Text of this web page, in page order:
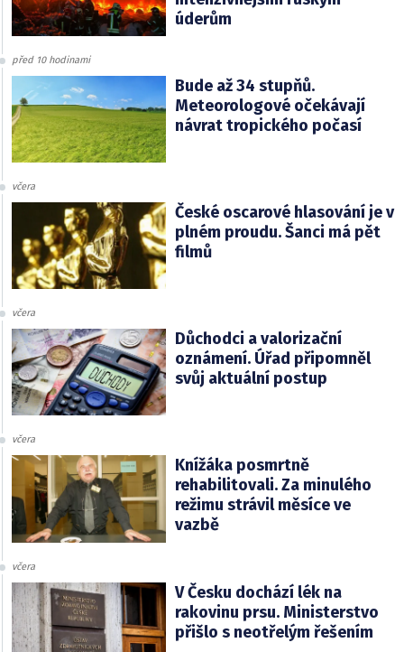
úderům
před 10 hodinami
Bude až 34 stupňů.
Meteorologové očekávají
návrat tropického počasí
včera
České oscarové hlasování je v
plném proudu. Šanci má pět
filmů
včera
Důchodci a valorizační
oznámení. Úřad připomněl
svůj aktuální postup
včera
Knížáka posmrtně
rehabilitovali. Za minulého
režimu strávil měsíce ve
vazbě
včera
V Česku dochází lék na
rakovinu prsu. Ministerstvo
přišlo s neotřelým řešením